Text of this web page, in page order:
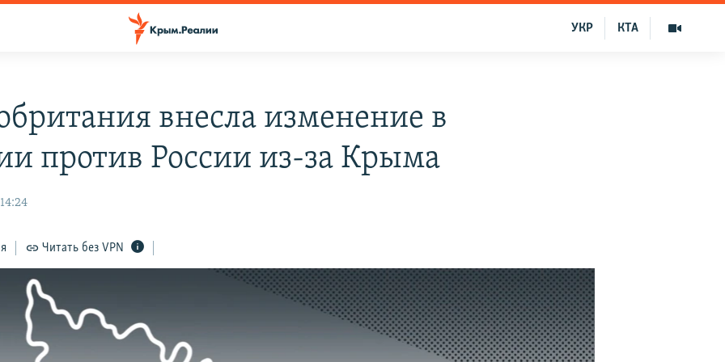
КТА
УКР
внесла изменение в
против России из-за Крыма
Читать без VPN